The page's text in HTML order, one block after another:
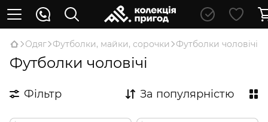
Oдяг Футболки, майки, сорочки Футболки чоловічі
Футболки чоловічі
Фільтр За популярністю